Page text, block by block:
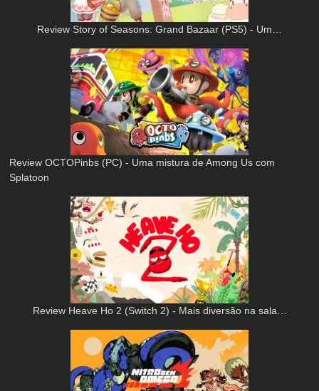
Review Story of Seasons: Grand Bazaar (PS5) - Um…
Review OCTOPinbs (PC) - Uma mistura de Among Us com
Splatoon
Review Heave Ho 2 (Switch 2) - Mais diversão na sala…